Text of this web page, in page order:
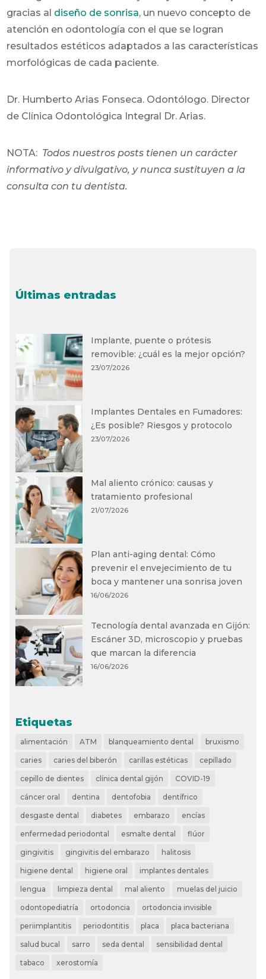
gracias al diseño de sonrisa, un nuevo concepto de
atención en odontología con el que se logran
resultados estéticos adaptados a las características
morfológicas de cada paciente.
Dr. Humberto Arias Fonseca. Odontólogo. Director
de Clínica Odontológica Integral Dr. Arias.
NOTA: Todos nuestros posts tienen un carácter
informativo y divulgativo, y nunca sustituyen a la
consulta con tu dentista.
Últimas entradas
Implante, puente o prótesis
removible: ¿cuál es la mejor opción?
23/07/2026
Implantes Dentales en Fumadores:
¿Es posible? Riesgos y protocolo
23/07/2026
Mal aliento crónico: causas y
tratamiento profesional
21/07/2026
Plan anti-aging dental: Cómo
prevenir el envejecimiento de tu
boca y mantener una sonrisa joven
16/06/2026
Tecnología dental avanzada en Gijón:
Escáner 3D, microscopio y pruebas
que marcan la diferencia
16/06/2026
Etiquetas
alimentación ATM blanqueamiento dental bruxismo
caries caries del biberón carillas estéticas cepillado
cepillo de dientes clínica dental gijón COVID-19
cáncer oral dentina dentofobia dentífrico
desgaste dental diabetes embarazo encías
enfermedad periodontal esmalte dental flúor
gingivitis gingivitis del embarazo halitosis
higiene dental higiene oral implantes dentales
lengua limpieza dental mal aliento muelas del juicio
odontopediatría ortodoncia ortodoncia invisible
periimplantitis periodontitis placa placa bacteriana
salud bucal sarro seda dental sensibilidad dental
tabaco xerostomía